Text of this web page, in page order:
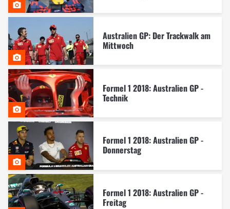
Australien GP: Der Trackwalk am
Mittwoch
Formel 1 2018: Australien GP -
Technik
Formel 1 2018: Australien GP -
Donnerstag
Formel 1 2018: Australien GP -
Freitag